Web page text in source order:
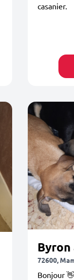
casanier.
Byron
72600,
Bonjour